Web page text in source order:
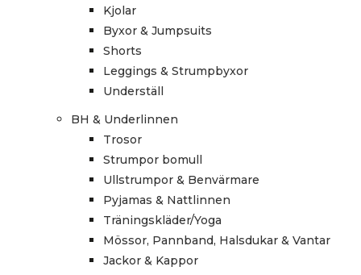
Kjolar
Byxor & Jumpsuits
Shorts
Leggings & Strumpbyxor
Underställ
BH & Underlinnen
Trosor
Strumpor bomull
Ullstrumpor & Benvärmare
Pyjamas & Nattlinnen
Träningskläder/Yoga
Mössor, Pannband, Halsdukar & Vantar
Jackor & Kappor